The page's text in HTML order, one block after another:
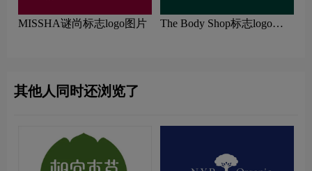
MISSHA谜尚标志logo图片
The Body Shop标志logo图
其他人同时还浏览了